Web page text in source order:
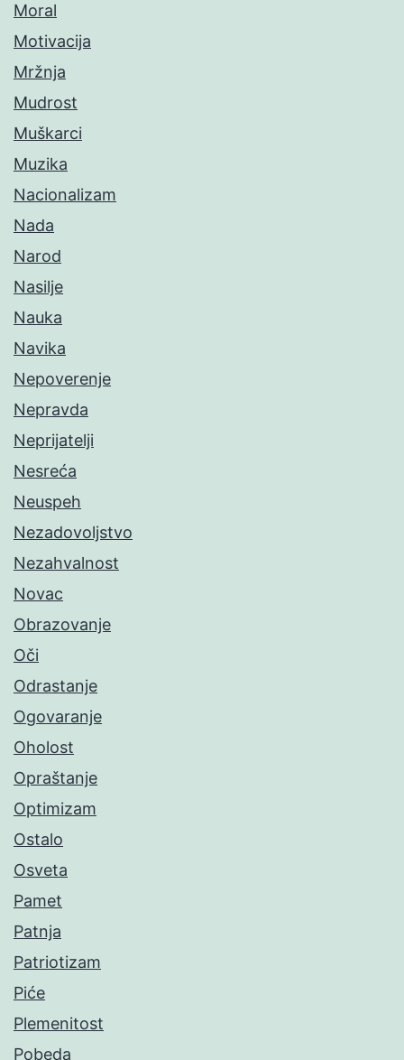
Moral
Motivacija
Mržnja
Mudrost
Muškarci
Muzika
Nacionalizam
Nada
Narod
Nasilje
Nauka
Navika
Nepoverenje
Nepravda
Neprijatelji
Nesreća
Neuspeh
Nezadovoljstvo
Nezahvalnost
Novac
Obrazovanje
Oči
Odrastanje
Ogovaranje
Oholost
Opraštanje
Optimizam
Ostalo
Osveta
Pamet
Patnja
Patriotizam
Piće
Plemenitost
Pobeda